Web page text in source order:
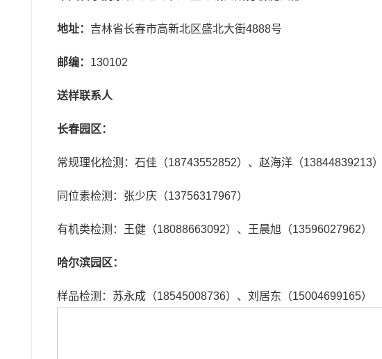
地址： 吉林省长春市高新北区盛北大街4888号
邮编： 130102
送样联系人
长春园区：
常规理化检测：石佳（18743552852）、赵海洋（13844839213）
同位素检测：张少庆（13756317967）
有机类检测：王健（18088663092）、王晨旭（13596027962）
哈尔滨园区：
样品检测：苏永成（18545008736）、刘居东（15004699165）